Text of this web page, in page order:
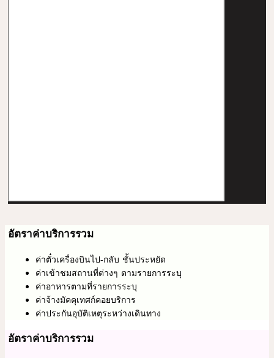
อัตราค่าบริการรวม
ค่าตั๋วเครื่องบินไป-กลับ ชั้นประหยัด
ค่าเข้าชมสถานที่ต่างๆ ตามรายการระบุ
ค่าอาหารตามที่รายการระบุ
ค่าจ้างมัคคุเทศก์คอยบริการ
ค่าประกันอุบัติเหตุระหว่างเดินทาง
อัตราค่าบริการรวม